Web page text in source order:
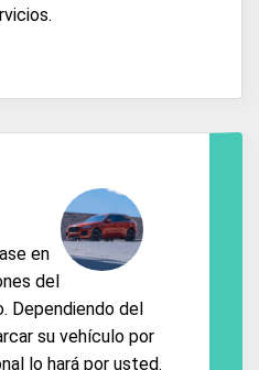
en
del
Dependiendo del
su vehículo por
lo hará por usted.